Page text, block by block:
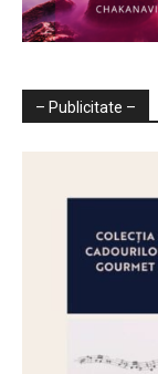
– Publicitate –